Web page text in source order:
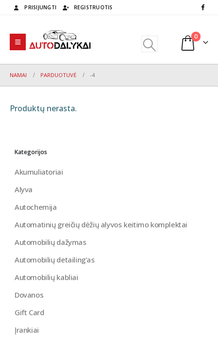
PRISIJUNGTI REGISTRUOTIS
0
NAMAI PARDUOTUVĖ -4
Produktų nerasta.
Kategorijos
Akumuliatoriai
Alyva
Autochemija
Automatinių greičių dėžių alyvos keitimo komplektai
Automobilių dažymas
Automobilių detailing'as
Automobilių kabliai
Dovanos
Gift Card
Įrankiai